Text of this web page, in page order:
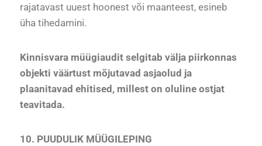
rajatavast uuest hoonest või maanteest, esineb
üha tihedamini.
Kinnisvara müügiaudit selgitab välja piirkonnas
objekti väärtust mõjutavad asjaolud ja
plaanitavad ehitised, millest on oluline ostjat
teavitada.
10. PUUDULIK MÜÜGILEPING